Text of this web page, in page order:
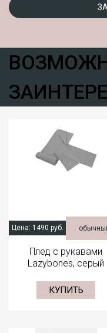
Цена: 1490 руб.
Плед с рукавами
Lazybones, серый
КУПИТЬ